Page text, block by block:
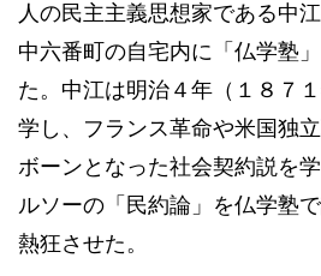
人の民主主義思想家である中
中六番町の自宅内に「仏学塾
た。中江は明治４年（１８７
学し、フランス革命や米国独
ボーンとなった社会契約説を
ルソーの「民約論」を仏学塾
熱狂させた。